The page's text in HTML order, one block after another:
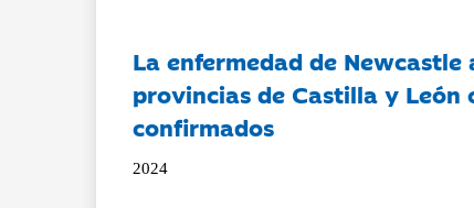
La enfermedad de Newcastle
provincias de Castilla y León
confirmados
2024